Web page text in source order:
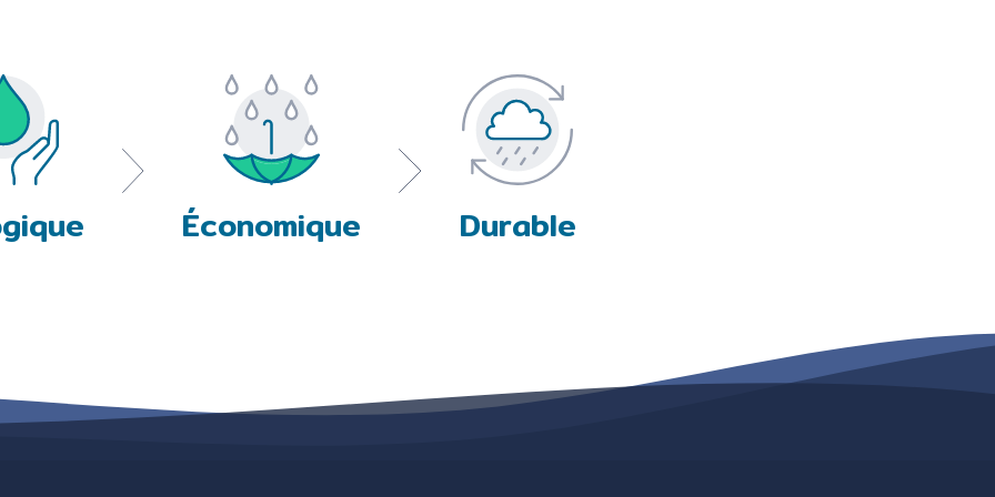
installatie van uw regenwaterreservoir hoeft u geen werken uit te voeren en zelfs geen bouwvergunning aan te vragen.
uw apparatuur wilt aansluiten op de collectieve riolering van de stad, moet u op het gemeentehuis een
afleggen.
de ideale plaats voor uw regenwatertank hebt gekozen, is het tijd om hem te installeren. De meeste tanks worden
de klep. Je tank raakt vol!
Économique Durable